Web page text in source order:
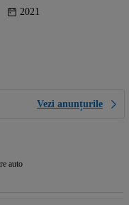
2021
Vezi anunțurile
auto